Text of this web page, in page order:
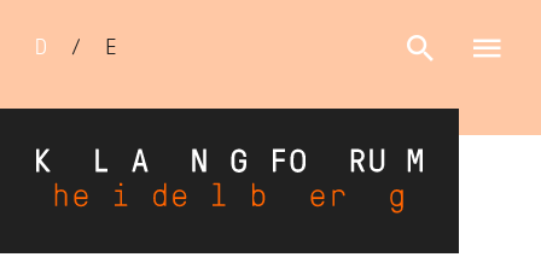
Sprachumschalter
D / E